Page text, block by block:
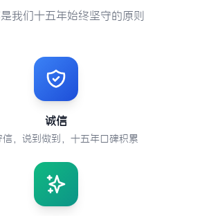
我们十五年始终坚守的原则
诚信
信，说到做到，十五年口碑积累